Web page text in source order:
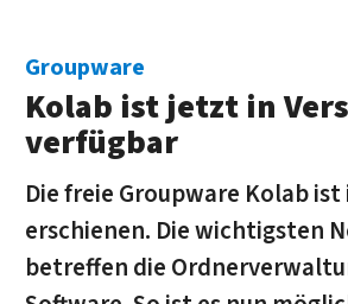
Groupware
Kolab ist jetzt in
verfügbar
Die freie Groupware Kolab ist
erschienen. Die wichtigsten
betreffen die